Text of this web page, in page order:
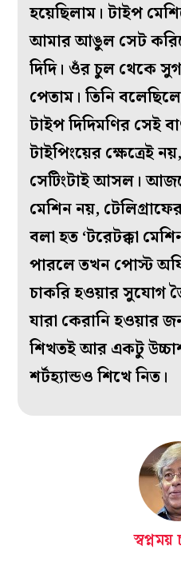
হয়েছিলাম। টাইপ
আমার আঙুল সেট
দিদি। ওঁর চুল থেকে
পেতাম। তিনি
টাইপ দিদিমণির সেই
টাইপিংয়ের ক্ষেত্রেই
সেটিংটাই আসল।
মেশিন নয়,
বলা হত ‘টরেটক্কা
পারলে তখন পোস্ট
চাকরি হওয়ার সুযোগ
যারা কেরানি হওয়ার
শিখতই আর একটু
শর্টহ‌্যান্ডও শিখে নিত।
স্বপ্নময়